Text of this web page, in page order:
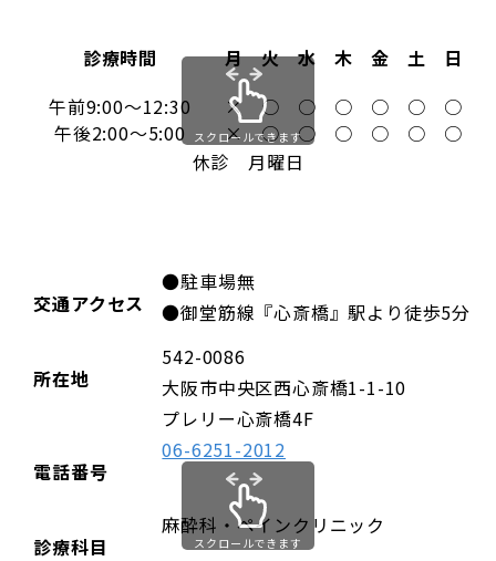
診療時間 月 火 水 木 金 土
日
午前9:00～12:30
× ○ ○ ○ ○ ○
○
午後2:00～5:00
× ○ ○ ○ ○ ○ ○
スクロールできます
休診 月曜日
交通アクセス
●駐車場無
●御堂筋線『心斎橋』駅より徒歩5分
所在地
542-0086
大阪市中央区西心斎橋1-1-10
プレリー心斎橋4F
電話番号
06-6251-2012
診療科目
麻酔科・ペインクリニック
スクロールできます